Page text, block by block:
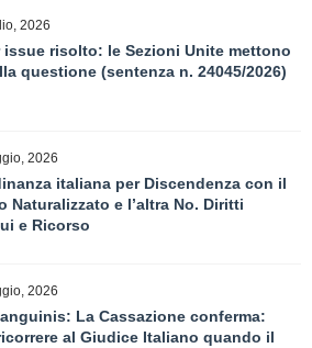
2026
issue risolto: le Sezioni Unite mettono
questione (sentenza n. 24045/2026)
2026
italiana per Discendenza con il
Naturalizzato e l’altra No. Diritti
e Ricorso
2026
La Cassazione conferma:
al Giudice Italiano quando il